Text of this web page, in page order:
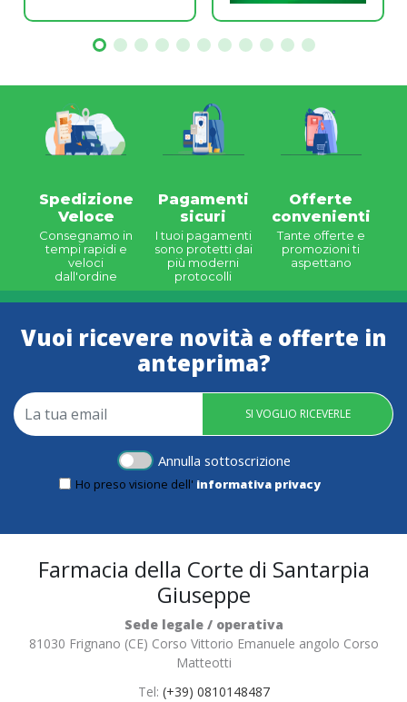
Spedizione
Veloce
Consegnamo in
tempi rapidi e
veloci
dall'ordine
Pagamenti
sicuri
I tuoi pagamenti
sono protetti dai
più moderni
protocolli
Offerte
convenienti
Tante offerte e
promozioni ti
aspettano
Vuoi ricevere novità e offerte in
anteprima?
SI VOGLIO RICEVERLE
Ho preso visione dell' informativa privacy
Annulla sottoscrizione
Farmacia della Corte di Santarpia
Giuseppe
Sede legale / operativa
81030 Frignano (CE) Corso Vittorio Emanuele angolo Corso
Matteotti
Tel: (+39) 0810148487